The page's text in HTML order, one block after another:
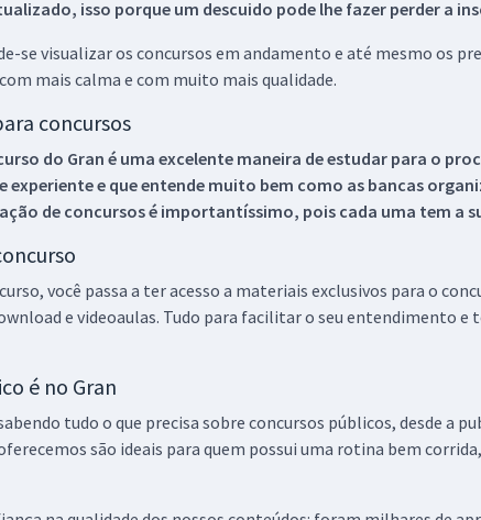
isso porque um descuido pode lhe fazer perder a
se visualizar os concursos em andamento e até mesmo os
mais calma e com muito mais qualidade.
concursos
do Gran é uma excelente maneira de estudar para o
experiente e que entende muito bem como as bancas
de concursos é importantíssimo, pois cada uma tem a
você passa a ter acesso a materiais exclusivos para o
e videoaulas. Tudo para facilitar o seu entendimento
é no Gran
tudo o que precisa sobre concursos públicos, desde a
são ideais para quem possui uma rotina bem